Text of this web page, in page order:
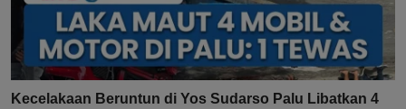
Kecelakaan Beruntun di Yos Sudarso Palu Libatkan 4